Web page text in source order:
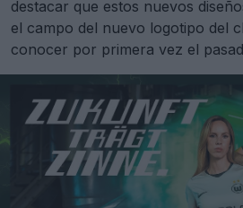
destacar que estos nuevos
el campo del nuevo logotipo del
conocer por primera vez el